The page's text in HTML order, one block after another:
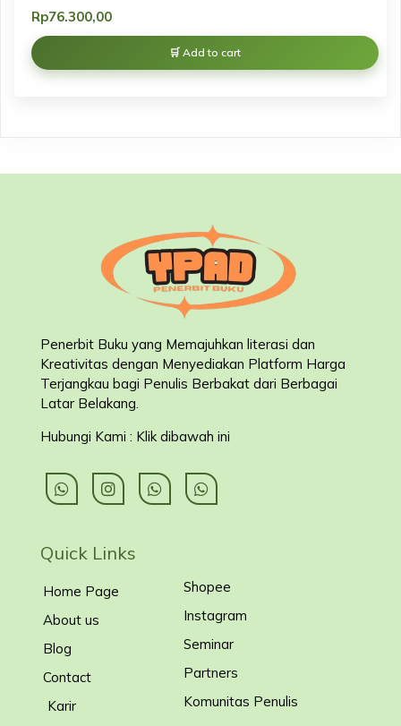
Rp76.300,00
Add to cart
Penerbit Buku yang Memajuhkan literasi dan
Kreativitas dengan Menyediakan Platform Harga
Terjangkau bagi Penulis Berbakat dari Berbagai
Latar Belakang
Hubungi Kami : Klik dibawah ini
Quick Links
Home Page
About us
Blog
Contact
Karir
Shopee
Instagram
Seminar
Partners
Komunitas Penulis